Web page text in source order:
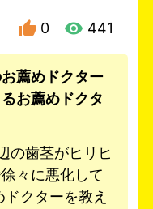
0 441
薦めドクター
お薦めドクタ
の歯茎がヒリヒ
々に悪化して
クターを教え